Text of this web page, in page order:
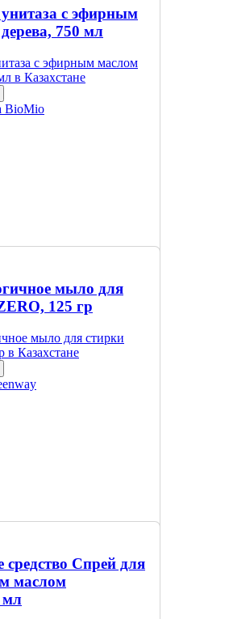
с эфирным
750 мл
BioMio
мыло для
125 гр
Спрей для
маслом
мл